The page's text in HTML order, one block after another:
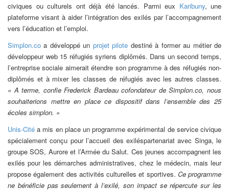
civiques ou culturels ont déjà été lancés. Parmi eux Karibuny, une
plateforme visant à aider l’intégration des exilés par l’accompagnement
vers l’éducation et l’emploi.
Simplon.co a développé un projet pilote destiné à former au métier de
développeur web 15 réfugiés syriens diplômés. Dans un second temps,
l’entreprise sociale aimerait étendre son programme à des réfugiés non-
diplômés et à mixer les classes de réfugiés avec les autres classes.
« A terme, confie Frederick Bardeau cofondateur de Simplon.co, nous
souhaiterions mettre en place ce dispositif dans l’ensemble des 25
écoles simplon. »
Unis-Cité a mis en place un programme expérimental de service civique
spécialement conçu pour l’accueil des exiléspartenariat avec Singa, le
groupe SOS, Aurore et l’Armée du Salut. Ces jeunes accompagnent les
exilés pour les démarches administratives, chez le médecin, mais leur
propose également des activités culturelles et sportives. Ce programme
ne bénéficie pas seulement à l’exilé, son impact se répercute sur les